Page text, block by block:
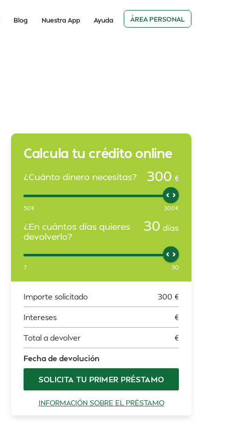
Blog Nuestra App Ayuda ÁREA PERSONAL
Calcula tu crédito online
¿Cuánto dinero necesitas? 300 €
50€ 300€
¿En cuántos días quieres
devolverlo?
30 días
7 30
Importe solicitado 300 €
Intereses €
Total a devolver €
Fecha de devolución
SOLICITA TU PRIMER PRÉSTAMO
INFORMACIÓN SOBRE EL PRÉSTAMO